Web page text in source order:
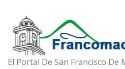
El Portal De San Francisco De